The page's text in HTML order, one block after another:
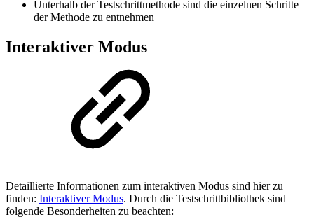
Unterhalb der Testschrittmethode sind die einzelnen Schritte
der Methode zu entnehmen
Interaktiver Modus
Detaillierte Informationen zum interaktiven Modus sind hier zu
finden: Interaktiver Modus. Durch die Testschrittbibliothek sind
folgende Besonderheiten zu beachten: